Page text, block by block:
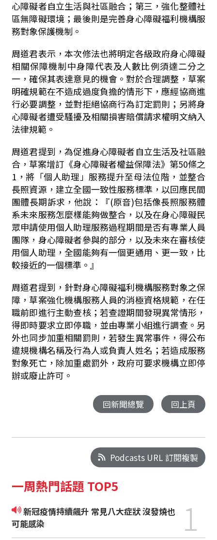
心障礙者自立生活與社區融合；第三，強化整體社
區無障礙環境；最後則是完善身心障礙福利機構服
務對象保護機制。
周道君表示，本次修法也將明定各級政府身心障礙
相關保障機制中身障代表及人數比例須達二分之
一，確保其表達意見的機會。對於合理調整，草案
明確規範在不造成過度負擔的情形下，應經協商進
行必要調整，並對拒絕協商行為訂定罰則；另將身
心障礙者遭受騷擾及相關損害賠償請求權明文納入
法律規範。
周道君提到，為促進身心障礙者自立生活及社區融
合，草案增訂《身心障礙者權益保障法》第50條之
1 ，將「個人助理」服務提升至母法位階，並整合
長照資源，建立全國一致性服務標準，以回應民間
團體長期訴求，他說：『(原音)包括像長照服務體
系未來服務怎麼樣能夠做整合，以及在身心障礙民
眾申請使用個人助理服務過程期間是否有專業人員
團隊，身心障礙者參與的部分，以及未來在審核使
用個人助理，全國能夠有一個更通用、更一致，比
較接近的一個標準。』
周道君提到，針對身心障礙福利機構服務對象之保
障，草案強化機構服務人員的消極資格規範，在任
職前即進行主動查核；若查證期間發現異常情形，
得即時要求立即停職，並由專業小組進行調查。另
外也同步加重相關罰則，若發生異常事件，得公布
違規機構名稱及行為人或負責人姓名；若造成服務
對象死亡，除加重處罰外，政府可要求機構立即停
辦或廢止許可。
回新聞總覽 回上頁
Podcasts URL 訂閱複製
一周熱門話題 TOP5
新冠疫情持續飆升 常見八大症狀 沒發燒也
可能感染
1